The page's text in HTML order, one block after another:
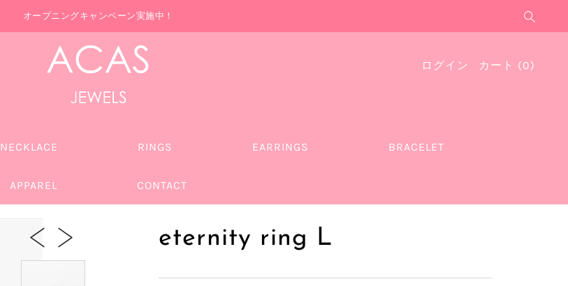
オープニングキャンペーン実施中！
ログイン カート (0)
NECKLACE RINGS EARRINGS BRACELET
APPAREL CONTACT
eternity ring L